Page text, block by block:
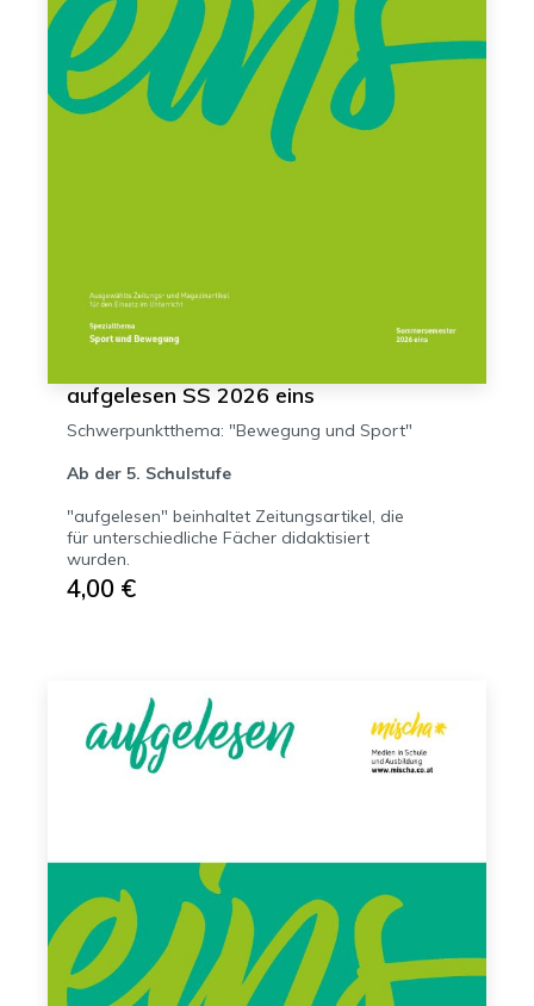
aufgelesen SS 2026 eins
Schwerpunktthema: "Bewegung und Sport"
Ab der 5. Schulstufe
"aufgelesen" beinhaltet Zeitungsartikel, die
für unterschiedliche Fächer didaktisiert
wurden.
4,00 €